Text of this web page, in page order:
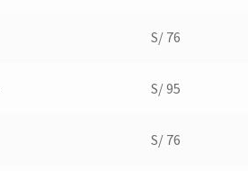
S/ 76
S/ 95
S/ 76